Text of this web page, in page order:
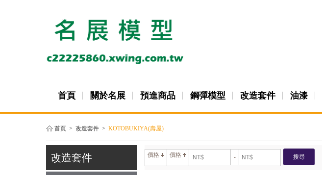
首頁 關於名展 預進商品 鋼彈模型 改造套件 油漆
首頁 > 改造套件 > KOTOBUKIYA(壽屋)
改造套件 價格 價格 - 搜尋